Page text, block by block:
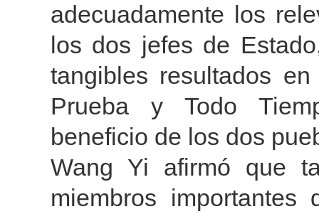
adecuadamente los
los dos jefes de
tangibles resultados
Prueba y Todo
beneficio de los dos
Wang Yi afirmó que
miembros